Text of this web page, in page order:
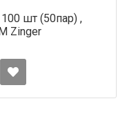
шт (50пар) ,
Zinger